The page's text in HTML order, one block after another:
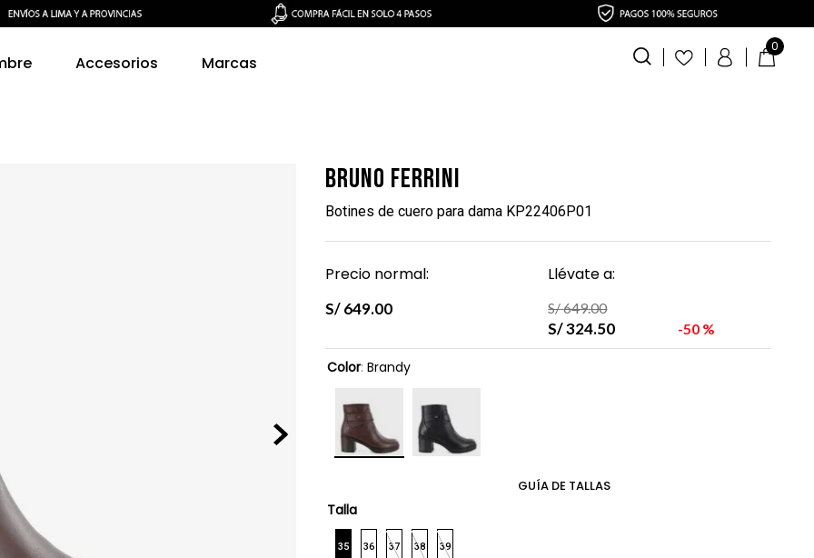
Accesorios Marcas
0
Bruno Ferrini
Botines de cuero para dama KP22406P01
Precio normal:
S/ 649.00
Llévate a:
S/649.00
S/324.50 50 %
Color: Brandy
Talla
35 36 37 38 39
GUÍA DE TALLAS